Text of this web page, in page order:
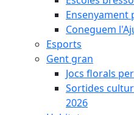
Coneguem
Esports
Gent gran
Jocs florals
Sortides
2026